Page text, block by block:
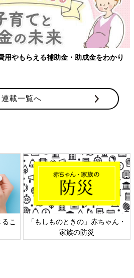
【ワクチン接種できるものも】妊婦の
連載一覧へ
日本外来小児科学会リーフレッ
ト検討会